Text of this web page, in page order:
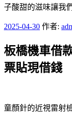
子酸甜的滋味讓我
發
於
2025-04-30 作者:
板橋機車借
票貼現借錢
童顏針的近視雷射